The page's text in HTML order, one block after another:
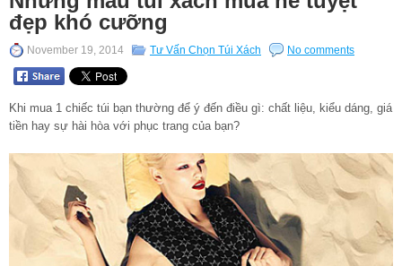
đẹp khó cưỡng
November 19, 2014 Tư Vấn Chọn Túi Xách No comments
Khi mua 1 chiếc túi bạn thường để ý đến điều gì: chất liệu, kiểu dáng, giá
tiền hay sự hài hòa với phục trang của bạn?